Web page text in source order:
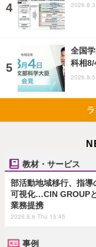
全国
科相
教材・サービス
部活動地域移行、指導
可視化…CIN GROUP
業務提携
2026.8.6 Thu 15:45
事例